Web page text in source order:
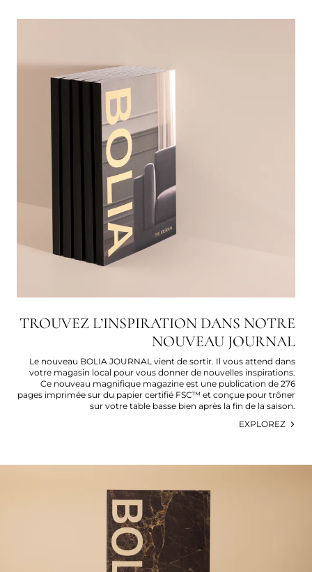
TROUVEZ L’INSPIRATION DANS NOTRE
NOUVEAU JOURNAL
Le nouveau BOLIA JOURNAL vient de sortir. Il vous attend dans
votre magasin local pour vous donner de nouvelles inspirations.
Ce nouveau magnifique magazine est une publication de 276
pages imprimée sur du papier certifié FSC™ et conçue pour trôner
sur votre table basse bien après la fin de la saison.
EXPLOREZ